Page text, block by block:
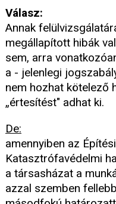
Válasz:
Annak
megállapított hibák
sem, arra
a - jelenlegi
nem hozhat kötelező
„értesítést" adhat ki.
De:
amennyiben az
Katasztrófavédelmi
a társasházat a
azzal szemben